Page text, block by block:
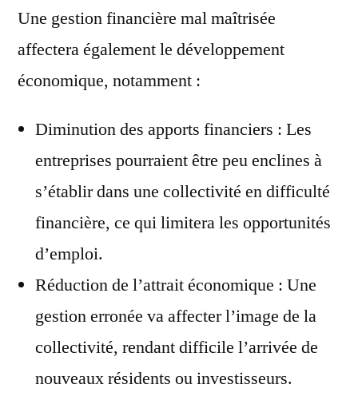
Une gestion financière mal maîtrisée
affectera également le développement
économique, notamment :
Diminution des apports financiers : Les
entreprises pourraient être peu enclines à
s’établir dans une collectivité en difficulté
financière, ce qui limitera les opportunités
d’emploi.
Réduction de l’attrait économique : Une
gestion erronée va affecter l’image de la
collectivité, rendant difficile l’arrivée de
nouveaux résidents ou investisseurs.